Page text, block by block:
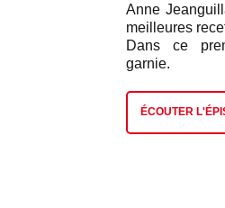
Anne
meilleures
Dans ce
garnie.
ÉCOUTER